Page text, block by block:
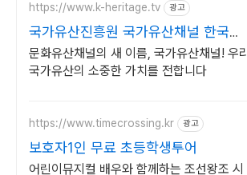
https://www.k-heritage.tv 광고
국가유산진흥원 국가유산채널 한국의
세계유산 영상
문화유산채널의 새 이름, 국가유산채널! 우리
국가유산의 소중한 가치를 전합니다
https://www.timecrossing.kr 광고
보호자1인 무료 초등학생투어
어린이뮤지컬 배우와 함께하는 조선왕조 시